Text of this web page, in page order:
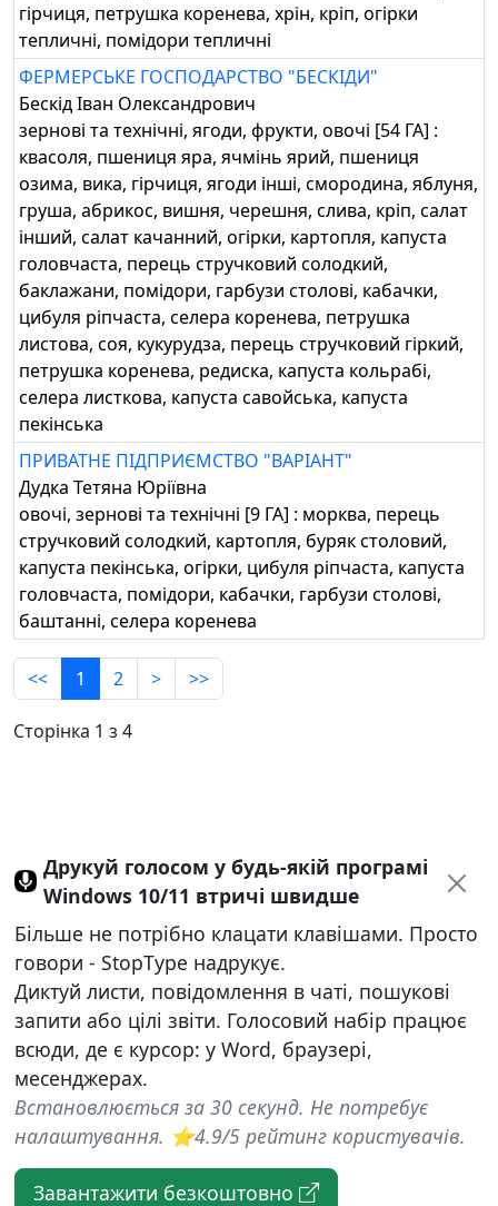
гірчиця, петрушка коренева, хрін, кріп, огірки
тепличні, помідори тепличні
ФЕРМЕРСЬКЕ ГОСПОДАРСТВО "БЕСКІДИ"
Бескід Іван Олександрович
зернові та технічні, ягоди, фрукти, овочі [54 ГА] :
квасоля, пшениця яра, ячмінь ярий, пшениця
озима, вика, гірчиця, ягоди інші, смородина, яблуня,
груша, абрикос, вишня, черешня, слива, кріп, салат
інший, салат качанний, огірки, картопля, капуста
головчаста, перець стручковий солодкий,
баклажани, помідори, гарбузи столові, кабачки,
цибуля ріпчаста, селера коренева, петрушка
листова, соя, кукурудза, перець стручковий гіркий,
петрушка коренева, редиска, капуста кольрабі,
селера листкова, капуста савойська, капуста
пекінська
ПРИВАТНЕ ПІДПРИЄМСТВО "ВАРІАНТ"
Дудка Тетяна Юріївна
овочі, зернові та технічні [9 ГА] : морква, перець
стручковий солодкий, картопля, буряк столовий,
капуста пекінська, огірки, цибуля ріпчаста, капуста
головчаста, помідори, кабачки, гарбузи столові,
баштанні, селера коренева
<< 1 2 > >>
Сторінка 1 з 4
Друкуй голосом у будь-якій програмі
Windows 10/11 втричі швидше
Більше не потрібно клацати клавішами. Просто
говори - StopType надрукує.
Диктуй листи, повідомлення в чаті, пошукові
запити або цілі звіти. Голосовий набір працює
всюди, де є курсор: у Word, браузері,
месенджерах.
Встановлюється за 30 секунд. Не потребує
налаштування. ⭐4.9/5 рейтинг користувачів.
Завантажити безкоштовно